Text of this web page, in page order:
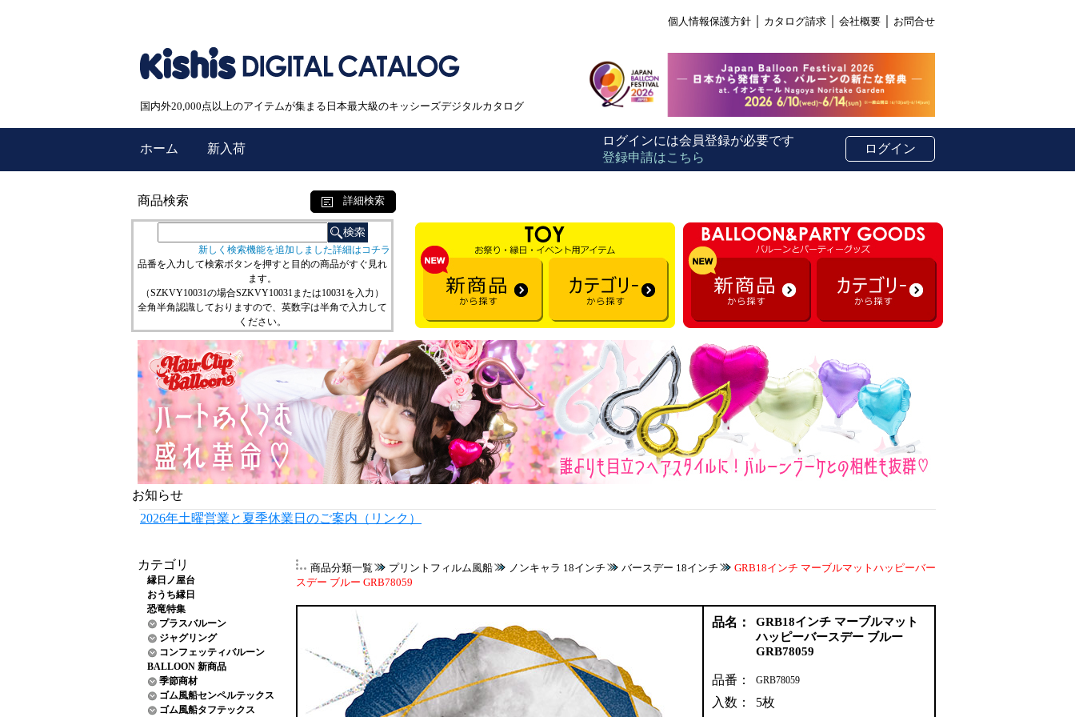
個人情報保護方針 カタログ請求 会社概要 お問合せ
国内外20,000点以上のアイテムが集まる日本最大級のキッシーズデジタルカタログ
ホーム 新入荷
ログインには会員登録が必要です
登録申請はこちら
ログイン
商品検索 詳細検索
新しく検索機能を追加しました詳細はコチラ
品番を入力して検索ボタンを押すと目的の商品がすぐ見れ
ます。
（SZKVY10031の場合SZKVY10031または10031を入力）
全角半角認識しておりますので、英数字は半角で入力して
ください。
お知らせ
2026年土曜営業と夏季休業日のご案内（リンク）
カテゴリ
縁日ノ屋台
おうち縁日
恐竜特集
プラスバルーン
ジャグリング
コンフェッティバルーン
BALLOON 新商品
季節商材
ゴム風船センペルテックス
ゴム風船タフテックス
商品分類一覧 プリントフィルム風船 ノンキャラ 18インチ バースデー 18インチ
GRB18インチ マーブルマットハッピーバー
スデー ブルー GRB78059
品名：
GRB18インチ マーブルマット
ハッピーバースデー ブルー
GRB78059
品番： GRB78059
入数： 5枚